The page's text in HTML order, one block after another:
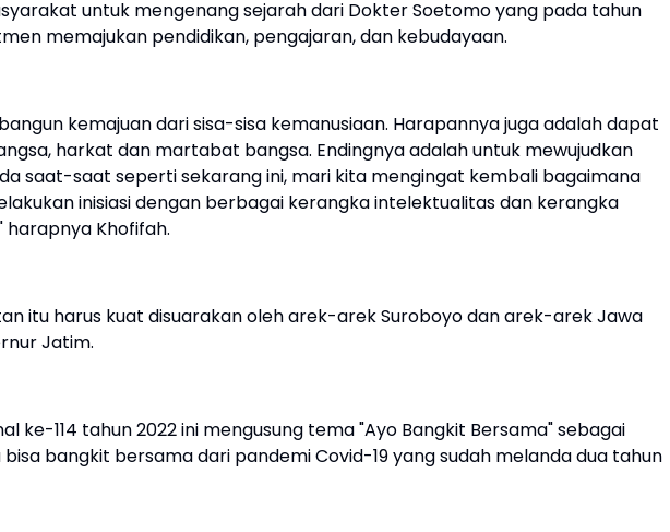
untuk mengenang sejarah dari Dokter Soetomo yang pada tahun
memajukan pendidikan, pengajaran, dan kebudayaan.
kemajuan dari sisa-sisa kemanusiaan. Harapannya juga adalah dapat
harkat dan martabat bangsa. Endingnya adalah untuk mewujudkan
saat-saat seperti sekarang ini, mari kita mengingat kembali bagaimana
inisiasi dengan berbagai kerangka intelektualitas dan kerangka
harapnya Khofifah.
itu harus kuat disuarakan oleh arek-arek Suroboyo dan arek-arek Jawa
Jatim.
ke-114 tahun 2022 ini mengusung tema "Ayo Bangkit Bersama" sebagai
bangkit bersama dari pandemi Covid-19 yang sudah melanda dua tahun